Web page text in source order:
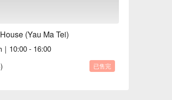
(Yau Ma Tei)
10:00 - 16:00
已售完